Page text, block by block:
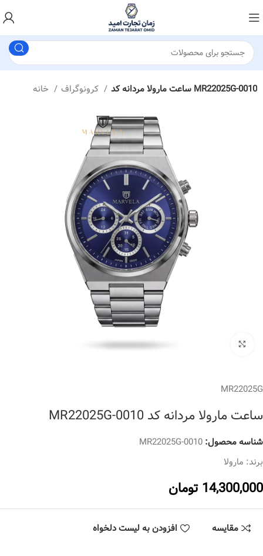
کرونوگراف ساعت مارولا مردانه کد MR22025G-0010
برای بزرگنمایی کلیک کنید
MR22025G
ساعت مارولا مردانه کد MR22025G-0010
شناسه محصول:MR22025G-0010
برند: مارولا
14,300,000 تومان
مقایسه افزودن به لیست دلخواه